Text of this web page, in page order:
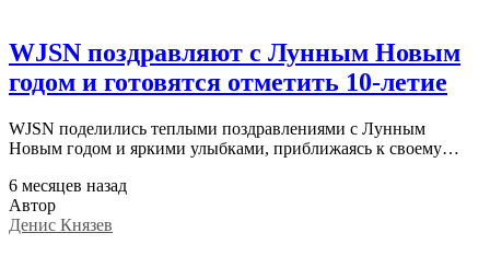
WJSN поздравляют с Лунным Новым
годом и готовятся отметить 10-летие
WJSN поделились теплыми поздравлениями с Лунным
Новым годом и яркими улыбками, приближаясь к своему…
6 месяцев назад
Автор
Денис Князев